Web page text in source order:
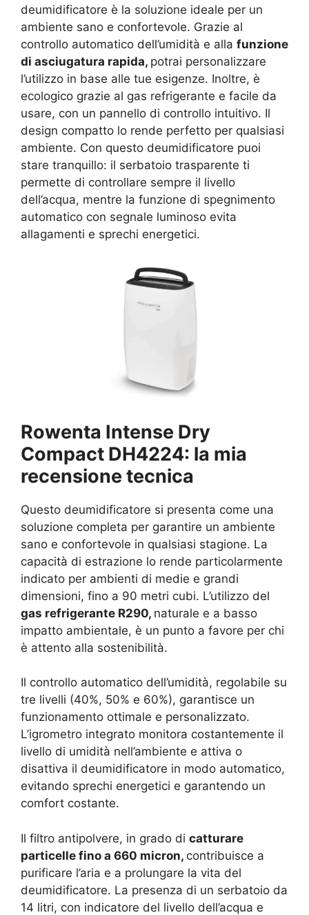
deumidificatore è la soluzione ideale per un
ambiente sano e confortevole. Grazie al
controllo automatico dell’umidità e alla funzione
di asciugatura rapida, potrai personalizzare
l’utilizzo in base alle tue esigenze. Inoltre, è
ecologico grazie al gas refrigerante e facile da
usare, con un pannello di controllo intuitivo. Il
design compatto lo rende perfetto per qualsiasi
ambiente. Con questo deumidificatore puoi
stare tranquillo: il serbatoio trasparente ti
permette di controllare sempre il livello
dell’acqua, mentre la funzione di spegnimento
automatico con segnale luminoso evita
allagamenti e sprechi energetici.
Rowenta Intense Dry
Compact DH4224: la mia
recensione tecnica
Questo deumidificatore si presenta come una
soluzione completa per garantire un ambiente
sano e confortevole in qualsiasi stagione. La
capacità di estrazione lo rende particolarmente
indicato per ambienti di medie e grandi
dimensioni, fino a 90 metri cubi. L’utilizzo del
gas refrigerante R290, naturale e a basso
impatto ambientale, è un punto a favore per chi
è attento alla sostenibilità.
Il controllo automatico dell’umidità, regolabile su
tre livelli (40%, 50% e 60%), garantisce un
funzionamento ottimale e personalizzato.
L’igrometro integrato monitora costantemente il
livello di umidità nell’ambiente e attiva o
disattiva il deumidificatore in modo automatico,
evitando sprechi energetici e garantendo un
comfort costante.
Il filtro antipolvere, in grado di catturare
particelle fino a 660 micron, contribuisce a
purificare l’aria e a prolungare la vita del
deumidificatore. La presenza di un serbatoio da
14 litri, con indicatore del livello dell’acqua e